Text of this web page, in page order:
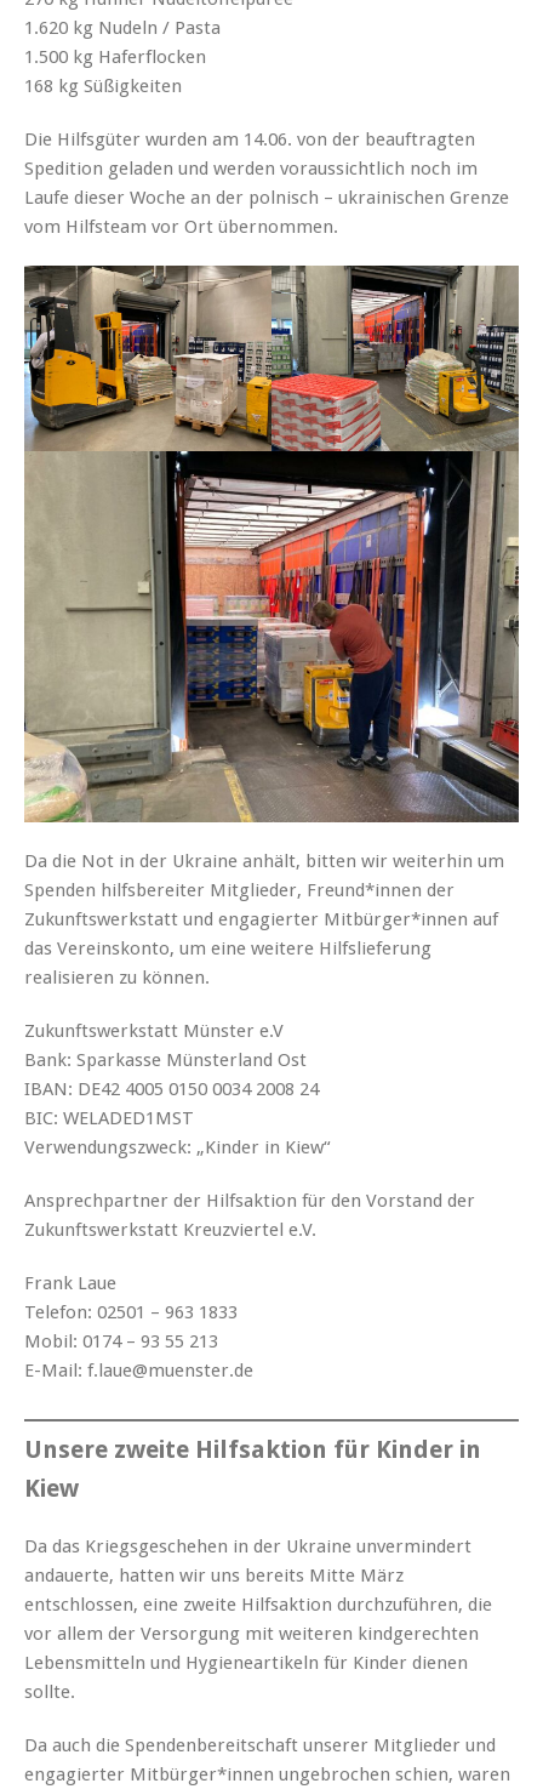
1.620 kg Nudeln / Pasta
1.500 kg Haferflocken
168 kg Süßigkeiten
Die Hilfsgüter wurden am 14.06. von der beauftragten
Spedition geladen und werden voraussichtlich noch im
Laufe dieser Woche an der polnisch – ukrainischen Grenze
vom Hilfsteam vor Ort übernommen.
Da die Not in der Ukraine anhält, bitten wir weiterhin um
Spenden hilfsbereiter Mitglieder, Freund*innen der
Zukunftswerkstatt und engagierter Mitbürger*innen auf
das Vereinskonto, um eine weitere Hilfslieferung
realisieren zu können.
Zukunftswerkstatt Münster e.V
Bank: Sparkasse Münsterland Ost
IBAN: DE42 4005 0150 0034 2008 24
BIC: WELADED1MST
Verwendungszweck: „Kinder in Kiew“
Ansprechpartner der Hilfsaktion für den Vorstand der
Zukunftswerkstatt Kreuzviertel e.V.
Frank Laue
Telefon: 02501 – 963 1833
Mobil: 0174 – 93 55 213
E-Mail: f.laue@muenster.de
Unsere zweite Hilfsaktion für Kinder in
Kiew
Da das Kriegsgeschehen in der Ukraine unvermindert
andauerte, hatten wir uns bereits Mitte März
entschlossen, eine zweite Hilfsaktion durchzuführen, die
vor allem der Versorgung mit weiteren kindgerechten
Lebensmitteln und Hygieneartikeln für Kinder dienen
sollte.
Da auch die Spendenbereitschaft unserer Mitglieder und
engagierter Mitbürger*innen ungebrochen schien, waren